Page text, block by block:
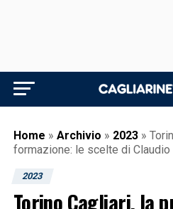
Home » Archivio » 2023 »
formazione: le scelte di Claudio
2023
Torino Cagliari, la